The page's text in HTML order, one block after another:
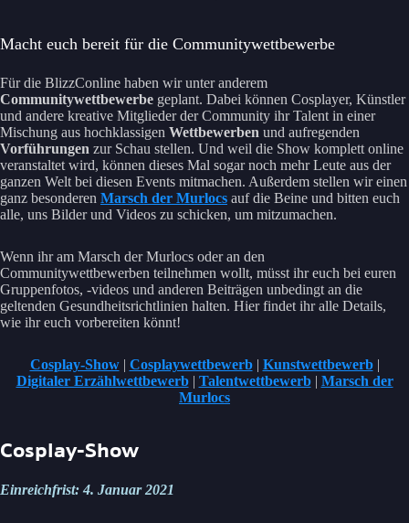
Macht euch bereit für die Communitywettbewerbe
Für die BlizzConline haben wir unter anderem
Communitywettbewerbe geplant. Dabei können Cosplayer, Künstler
und andere kreative Mitglieder der Community ihr Talent in einer
Mischung aus hochklassigen Wettbewerben und aufregenden
Vorführungen zur Schau stellen. Und weil die Show komplett online
veranstaltet wird, können dieses Mal sogar noch mehr Leute aus der
ganzen Welt bei diesen Events mitmachen. Außerdem stellen wir einen
ganz besonderen Marsch der Murlocs auf die Beine und bitten euch
alle, uns Bilder und Videos zu schicken, um mitzumachen.
Wenn ihr am Marsch der Murlocs oder an den
Communitywettbewerben teilnehmen wollt, müsst ihr euch bei euren
Gruppenfotos, -videos und anderen Beiträgen unbedingt an die
geltenden Gesundheitsrichtlinien halten. Hier findet ihr alle Details,
wie ihr euch vorbereiten könnt!
Cosplay-Show| Cosplaywettbewerb| Kunstwettbewerb|
Digitaler Erzählwettbewerb| Talentwettbewerb| Marsch der
Murlocs
Cosplay-Show
Einreichfrist: 4. Januar 2021